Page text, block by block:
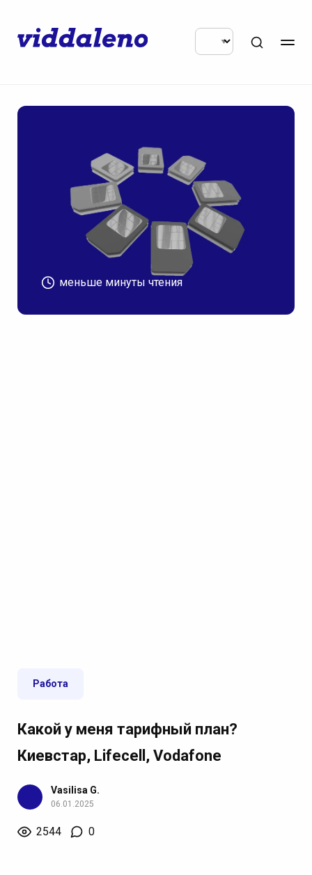
меньше минуты чтения
Работа
Какой у меня тарифный план?
Киевстар, Lifecell, Vodafone
Vasilisa G.
06.01.2025
2544 0